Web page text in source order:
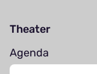
Theater
Agenda